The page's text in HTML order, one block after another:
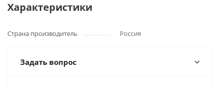
Характеристики
Страна производитель Россия
Задать вопрос